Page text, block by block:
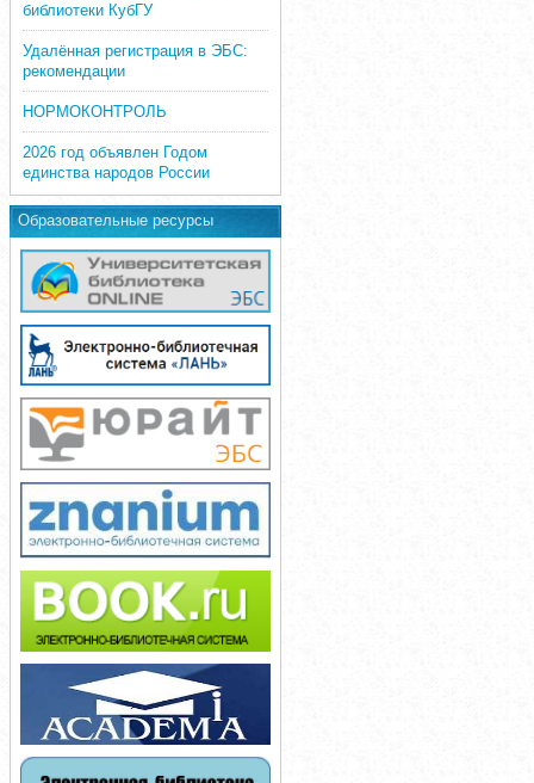
библиотеки КубГУ
Удалённая регистрация в ЭБС:
рекомендации
НОРМОКОНТРОЛЬ
2026 год объявлен Годом
единства народов России
Образовательные ресурсы